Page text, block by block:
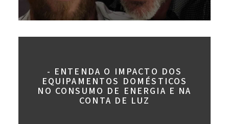
- ENTENDA O IMPACTO DOS
EQUIPAMENTOS DOMÉSTICOS
NO CONSUMO DE ENERGIA E NA
CONTA DE LUZ